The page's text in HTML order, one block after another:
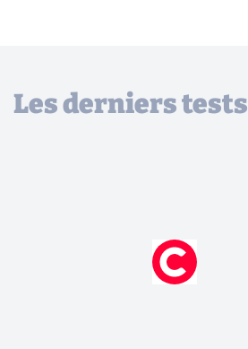
Les derniers tests